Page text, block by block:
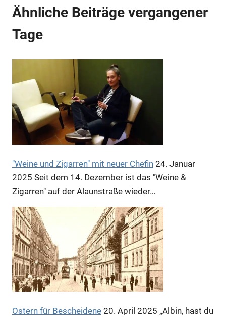
Anzeige
Anzeige
Anzeige
Anzeige
Ähnliche Beiträge vergangener
Tage
"Weine und Zigarren" mit neuer Chefin 24. Januar
2025 Seit dem 14. Dezember ist das "Weine &
Zigarren" auf der Alaunstraße wieder…
Ostern für Bescheidene 20. April 2025 „Albin, hast du